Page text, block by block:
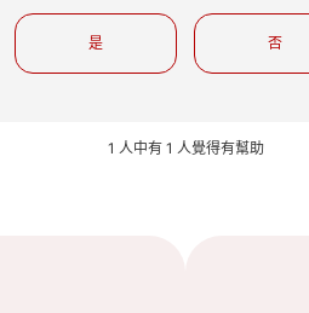
是 否
1 人中有 1 人覺得有幫助